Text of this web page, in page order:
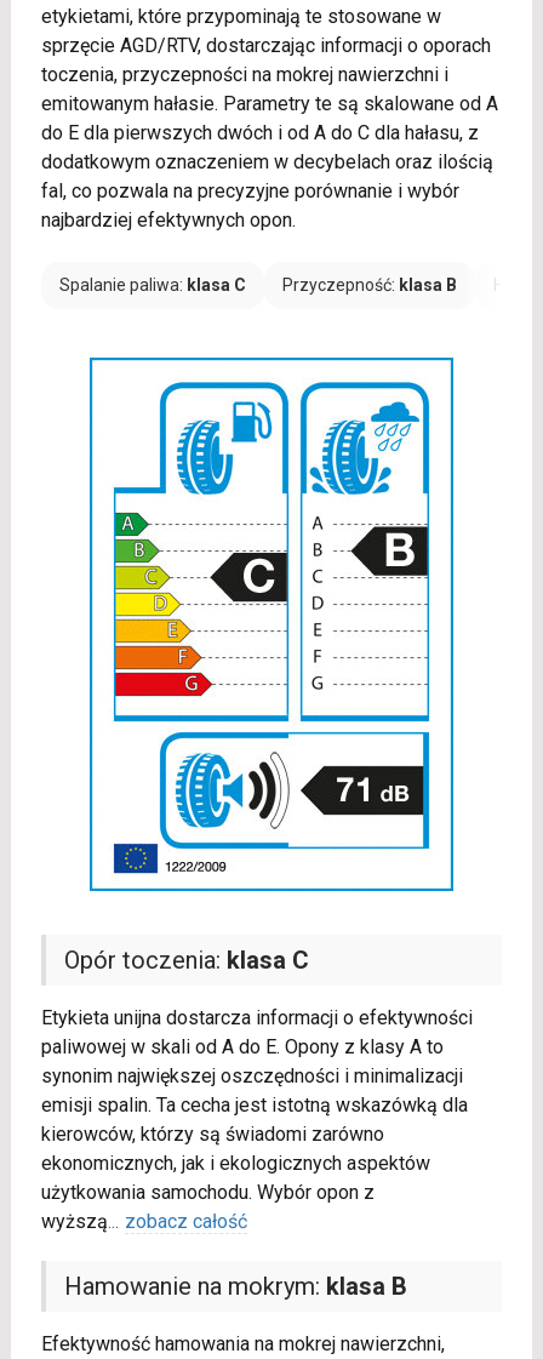
etykietami, które przypominają te stosowane w
sprzęcie AGD/RTV, dostarczając informacji o oporach
toczenia, przyczepności na mokrej nawierzchni i
emitowanym hałasie. Parametry te są skalowane od A
do E dla pierwszych dwóch i od A do C dla hałasu, z
dodatkowym oznaczeniem w decybelach oraz ilością
fal, co pozwala na precyzyjne porównanie i wybór
najbardziej efektywnych opon.
Spalanie paliwa: klasa C Przyczepność: klasa B
Opór toczenia: klasa C
Etykieta unijna dostarcza informacji o efektywności
paliwowej w skali od A do E. Opony z klasy A to
synonim największej oszczędności i minimalizacji
emisji spalin. Ta cecha jest istotną wskazówką dla
kierowców, którzy są świadomi zarówno
ekonomicznych, jak i ekologicznych aspektów
użytkowania samochodu. Wybór opon z
wyższą... zobacz całość
Hamowanie na mokrym: klasa B
Efektywność hamowania na mokrej nawierzchni,